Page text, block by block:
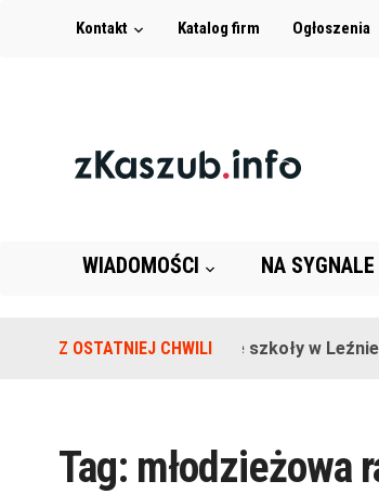
Kontakt Katalog firm Ogłoszenia
WIADOMOŚCI NA SYGNALE
Z OSTATNIEJ CHWILINa terenie szkoły w Leźnie
Tag: młodzieżowa